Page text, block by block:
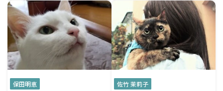
保田明恵
佐竹 茉莉子